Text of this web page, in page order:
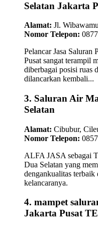
Selatan Jakarta
Alamat: Jl.
Nomor Telepon:
Pelancar Jasa Saluran
Pusat sangat terampil
diberbagai posisi ruas
dilancarkan kembali...
3. Saluran Air
Selatan
Alamat: Cibubur,
Nomor Telepon:
ALFA JASA sebagai
Dua Selatan yang
dengankualitas terbaik
kelancaranya.
4. mampet
Jakarta Pusat